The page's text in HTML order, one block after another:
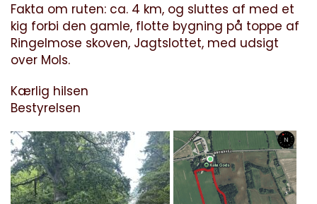
Fakta om ruten: ca. 4 km, og sluttes af med et
kig forbi den gamle, flotte bygning på toppe af
Ringelmose skoven, Jagtslottet, med udsigt
over Mols.
Kærlig hilsen
Bestyrelsen